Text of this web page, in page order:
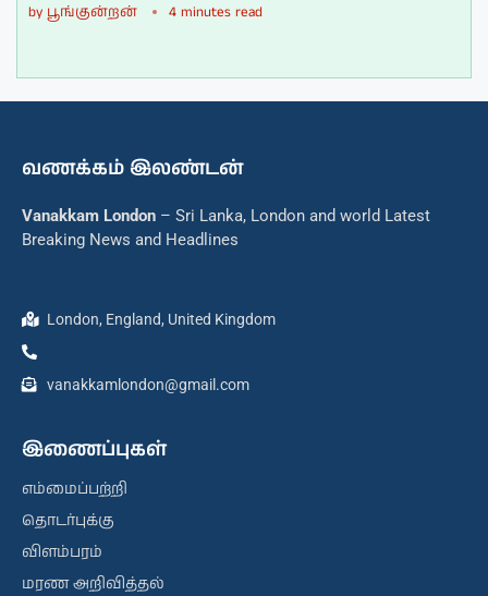
by பூங்குன்றன் 4 minutes read
வணக்கம் இலண்டன்
Vanakkam London – Sri Lanka, London and world Latest
Breaking News and Headlines
London, England, United Kingdom
vanakkamlondon@gmail.com
இணைப்புகள்
எம்மைப்பற்றி
தொடர்புக்கு
விளம்பரம்
மரண அறிவித்தல்